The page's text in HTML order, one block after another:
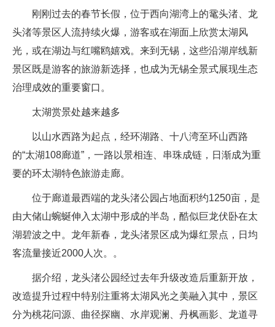
刚刚过去的春节长假，位于西向湖湾上的鼋头渚、龙
头渚等景区人流持续火爆，游客或在湖面上欣赏太湖风
光，或在湖边与红嘴鸥嬉戏。来到无锡，这些沿湖岸线新
景区既是游客的旅游新选择，也成为无锡全景式展现生态
治理成效的重要窗口。
太湖赏景处越来越多
以山水西路为起点，经环湖路、十八湾至环山西路
的“太湖108廊道”，一路以景相连、串珠成链，日渐成为重
要的环太湖特色旅游走廊。
位于廊道最西端的龙头渚公园占地面积约1250亩，是
由大储山蜿蜒伸入太湖中形成的半岛，酷似巨龙伏卧在太
湖碧波之中。龙年新春，龙头渚景区成为爆红景点，日均
客流量接近2000人次。。
据介绍，龙头渚公园经过去年升级改造后重新开放，
改造提升过程中特别注重将太湖风光之美融入其中，景区
分为桃花问源、曲径探幽、水岸观澜、丹枫画影、龙道寻